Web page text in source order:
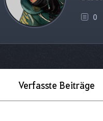
0
Verfasste Beiträge